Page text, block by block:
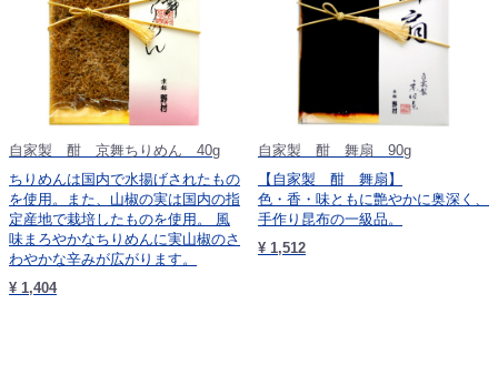
自家製 酣 京舞ちりめん 40g
ちりめんは国内で水揚げされたもの
を使用。また、山椒の実は国内の指
定産地で栽培したものを使用。 風
味まろやかなちりめんに実山椒のさ
わやかな辛みが広がります。
¥ 1,404
自家製 酣 舞扇 90g
【自家製 酣 舞扇】
色・香・味ともに艶やかに奥深く、
手作り昆布の一級品。
¥ 1,512